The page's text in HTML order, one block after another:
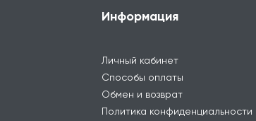
Информация
Личный кабинет
Способы оплаты
Обмен и возврат
Политика конфиденциальности